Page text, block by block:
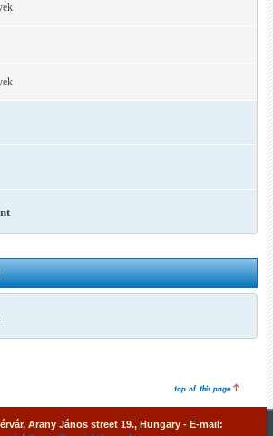
Arany János street 19., Hungary - E-mail: